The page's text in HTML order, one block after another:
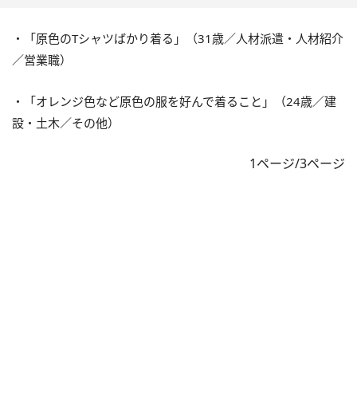
・「原色のTシャツばかり着る」（31歳／人材派遣・人材紹介
／営業職）
・「オレンジ色など原色の服を好んで着ること」（24歳／建
設・土木／その他）
1ページ/3ページ